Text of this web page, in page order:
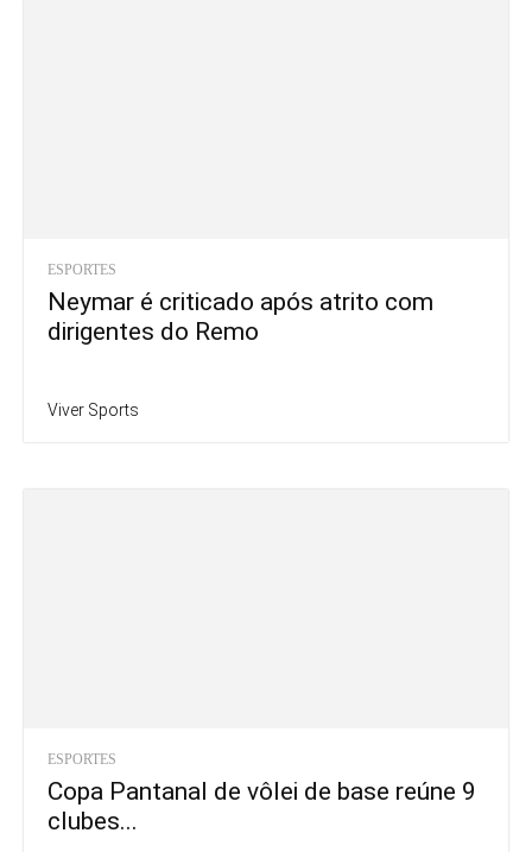
ESPORTES
Neymar é criticado após atrito com
dirigentes do Remo
Viver Sports
ESPORTES
Copa Pantanal de vôlei de base reúne 9
clubes...